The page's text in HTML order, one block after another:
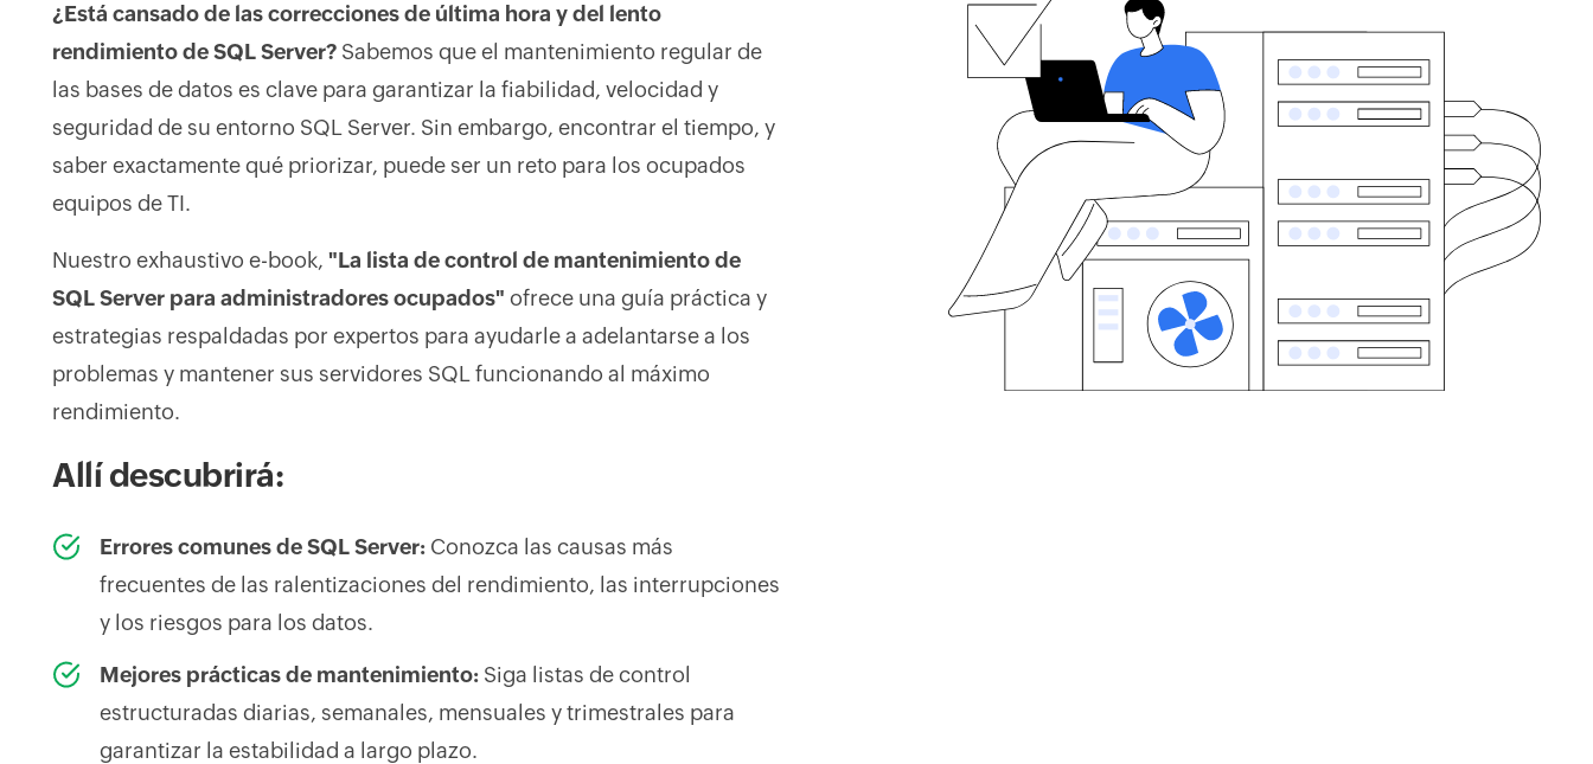
¿Está cansado de las correcciones de última hora y del lento
rendimiento de SQL Server? Sabemos que el mantenimiento regular de
las bases de datos es clave para garantizar la fiabilidad, velocidad y
seguridad de su entorno SQL Server. Sin embargo, encontrar el tiempo, y
saber exactamente qué priorizar, puede ser un reto para los ocupados
equipos de TI.
Nuestro exhaustivo e-book, "La lista de control de mantenimiento de
SQL Server para administradores ocupados" ofrece una guía práctica y
estrategias respaldadas por expertos para ayudarle a adelantarse a los
problemas y mantener sus servidores SQL funcionando al máximo
rendimiento.
Allí descubrirá:
Errores comunes de SQL Server: Conozca las causas más
frecuentes de las ralentizaciones del rendimiento, las interrupciones
y los riesgos para los datos.
Mejores prácticas de mantenimiento: Siga listas de control
estructuradas diarias, semanales, mensuales y trimestrales para
garantizar la estabilidad a largo plazo.